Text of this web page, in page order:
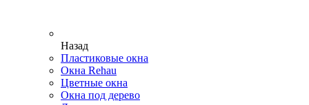
Назад
Пластиковые окна
Окна Rehau
Цветные окна
Окна под дерево